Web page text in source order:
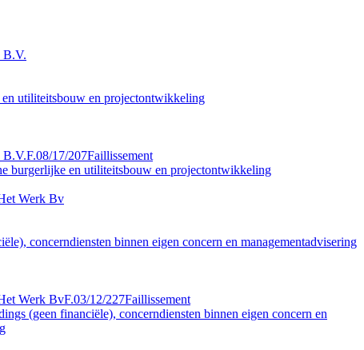
B.V.
utiliteitsbouw en projectontwikkeling
B.V.F.08/17/207Faillissement
burgerlijke en utiliteitsbouw en projectontwikkeling
Werk Bv
concerndiensten binnen eigen concern en managementadvisering
Werk BvF.03/12/227Faillissement
(geen financiële), concerndiensten binnen eigen concern en